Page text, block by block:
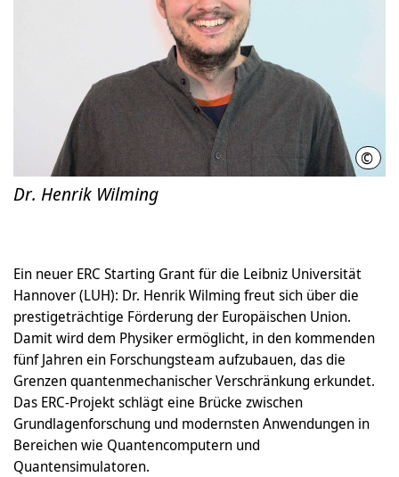
© LUH
Dr. Henrik Wilming
Ein neuer ERC Starting Grant für die Leibniz Universität
Hannover (LUH): Dr. Henrik Wilming freut sich über die
prestigeträchtige Förderung der Europäischen Union.
Damit wird dem Physiker ermöglicht, in den kommenden
fünf Jahren ein Forschungsteam aufzubauen, das die
Grenzen quantenmechanischer Verschränkung erkundet.
Das ERC-Projekt schlägt eine Brücke zwischen
Grundlagenforschung und modernsten Anwendungen in
Bereichen wie Quantencomputern und
Quantensimulatoren.